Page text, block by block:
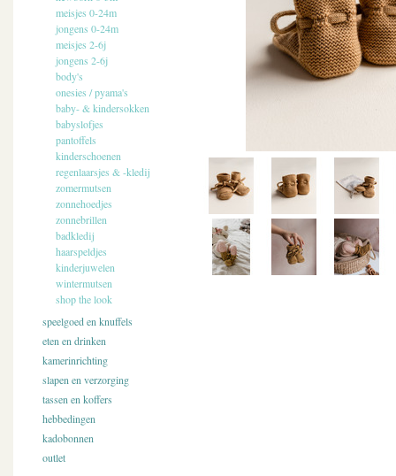
meisjes 0-24m
jongens 0-24m
meisjes 2-6j
jongens 2-6j
body's
onesies / pyama's
baby- & kindersokken
babyslofjes
pantoffels
kinderschoenen
regenlaarsjes & -kledij
zomermutsen
zonnehoedjes
zonnebrillen
badkledij
haarspeldjes
kinderjuwelen
wintermutsen
shop the look
speelgoed en knuffels
eten en drinken
kamerinrichting
slapen en verzorging
tassen en koffers
hebbedingen
kadobonnen
outlet